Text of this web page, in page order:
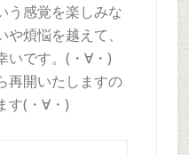
う感覚を楽しみな
煩悩を越えて、
いです。(・∀・)
再開いたしますの
す(・∀・)